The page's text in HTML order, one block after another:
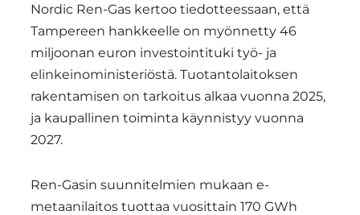
Nordic Ren-Gas kertoo tiedotteessaan, että
Tampereen hankkeelle on myönnetty 46
miljoonan euron investointituki työ- ja
elinkeinoministeriöstä. Tuotantolaitoksen
rakentamisen on tarkoitus alkaa vuonna 2025,
ja kaupallinen toiminta käynnistyy vuonna
2027.
Ren-Gasin suunnitelmien mukaan e-
metaanilaitos tuottaa vuosittain 170 GWh